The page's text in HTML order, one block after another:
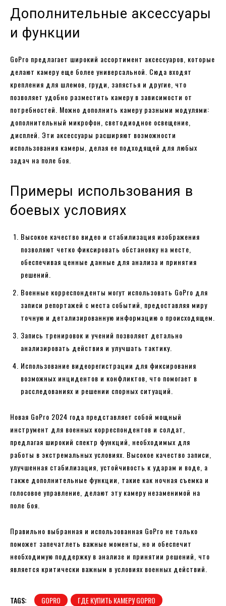
Дополнительные аксессуары
и функции
GoPro предлагает широкий ассортимент аксессуаров, которые
делают камеру еще более универсальной. Сюда входят
крепления для шлемов, груди, запястья и другие, что
позволяет удобно разместить камеру в зависимости от
потребностей. Можно дополнить камеру разными модулями:
дополнительный микрофон, светодиодное освещение,
дисплей. Эти аксессуары расширяют возможности
использования камеры, делая ее подходящей для любых
задач на поле боя.
Примеры использования в
боевых условиях
Высокое качество видео и стабилизация изображения
позволяют четко фиксировать обстановку на месте,
обеспечивая ценные данные для анализа и принятия
решений.
Военные корреспонденты могут использовать GoPro для
записи репортажей с места событий, предоставляя миру
точную и детализированную информацию о происходящем.
Запись тренировок и учений позволяет детально
анализировать действия и улучшать тактику.
Использование видеорегистрации для фиксирования
возможных инцидентов и конфликтов, что помогает в
расследованиях и решении спорных ситуаций.
Новая GoPro 2024 года представляет собой мощный
инструмент для военных корреспондентов и солдат,
предлагая широкий спектр функций, необходимых для
работы в экстремальных условиях. Высокое качество записи,
улучшенная стабилизация, устойчивость к ударам и воде, а
также дополнительные функции, такие как ночная съемка и
голосовое управление, делают эту камеру незаменимой на
поле боя.
Правильно выбранная и использованная GoPro не только
поможет запечатлеть важные моменты, но и обеспечит
необходимую поддержку в анализе и принятии решений, что
является критически важным в условиях военных действий.
TAGS: GOPRO
ГДЕ КУПИТЬ КАМЕРУ GOPRO